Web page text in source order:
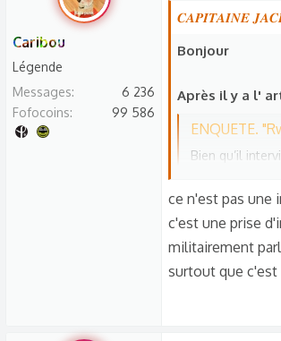
Caribou
Légende
Messages
6 236
Fofocoins
99 586
𝑪𝑨𝑷𝑰𝑻𝑨𝑰𝑵𝑬
Bonjour
Après il y a l'
ENQUETE.
Bien qu’il
des soldats
Le Rwanda
ce n'est pas une
c'est une prise
militairement
surtout que c'est